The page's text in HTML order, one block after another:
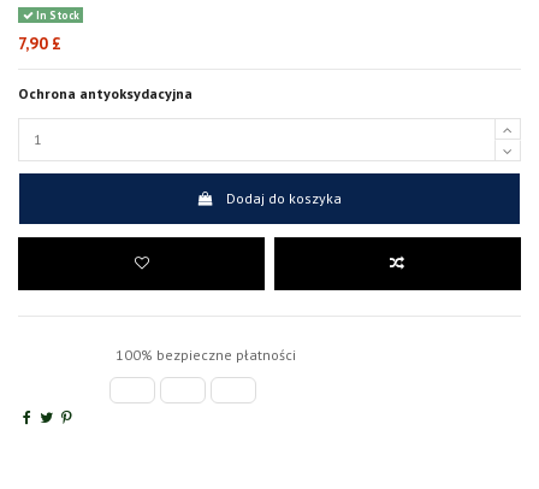
In Stock
7,90 £
Ochrona antyoksydacyjna
Dodaj do koszyka
100% bezpieczne płatności